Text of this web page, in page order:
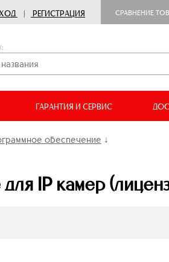
| РЕГИСТРАЦИЯ СРАВНЕНИЕ
ГАРАНТИЯ И СЕРВИС
обеспечение ↓
IP камер